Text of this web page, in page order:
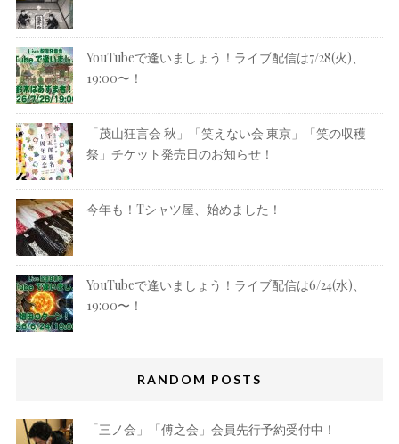
YouTubeで逢いましょう！ライブ配信は7/28(火)、
19:00〜！
「茂山狂言会 秋」「笑えない会 東京」「笑の収穫
祭」チケット発売日のお知らせ！
今年も！Tシャツ屋、始めました！
YouTubeで逢いましょう！ライブ配信は6/24(水)、
19:00〜！
RANDOM POSTS
「三ノ会」「傅之会」会員先行予約受付中！